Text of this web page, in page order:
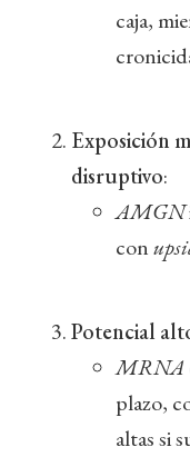
caja,
Exposición
disruptivo:
AMGN
con
Potencial
MRNA
plazo,
altas si